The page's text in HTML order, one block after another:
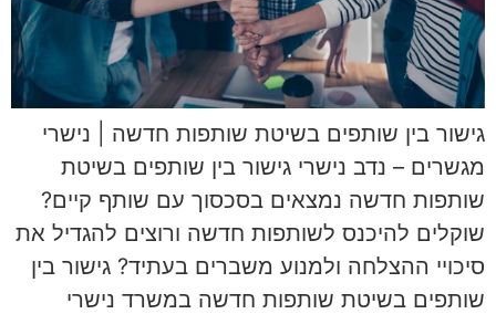
גישור בין שותפים בשיטת שותפות חדשה | נישרי
מגשרים – נדב נישרי גישור בין שותפים בשיטת
שותפות חדשה נמצאים בסכסוך עם שותף קיים?
שוקלים להיכנס לשותפות חדשה ורוצים להגדיל את
סיכויי ההצלחה ולמנוע משברים בעתיד? גישור בין
שותפים בשיטת שותפות חדשה במשרד נישרי